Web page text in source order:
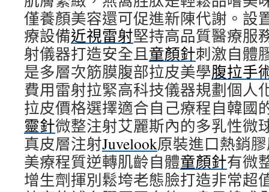
僅養顏美容還可促進新陳代謝。設
療設備近視雷射堅持高品質醫療服
射儀器打造安全且童顏針刺激自體
是多層次筋膜腹部拉皮美學腹拉手
費用雷射拉緊高科技儀器規劃個人
拉皮價格選擇適合自己療程自韓國
靈針微整注射艾麗斯內的多乳性微
真皮層注射Juvelook原裝進口熱銷
美療程質逆轉肌齡自體童顏針有微
增生劑揮別鬆垮老態臉打造非常超